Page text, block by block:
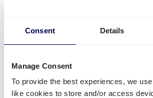
Consent Details
Manage Consent
To provide the best experiences, we
like cookies to store and/or access
Volg je order via het portaal,
belangrijke updates en meldingen
• Bespaar 30% via het #1 transportnetwerk in Europa